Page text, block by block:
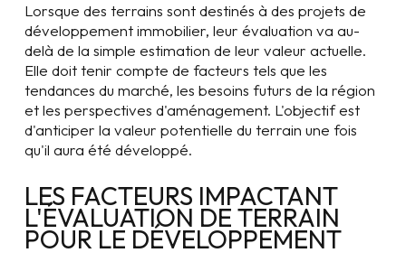
Lorsque des terrains sont destinés à des projets de
développement immobilier, leur évaluation va au-
delà de la simple estimation de leur valeur actuelle.
Elle doit tenir compte de facteurs tels que les
tendances du marché, les besoins futurs de la région
et les perspectives d'aménagement. L'objectif est
d'anticiper la valeur potentielle du terrain une fois
qu'il aura été développé.
LES FACTEURS IMPACTANT
L'ÉVALUATION DE TERRAIN
POUR LE DÉVELOPPEMENT